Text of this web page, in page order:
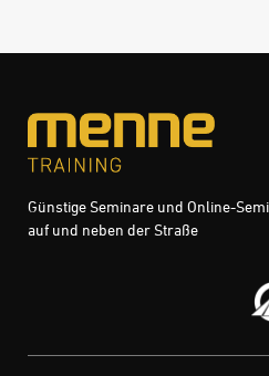
Günstige Seminare und Online-
auf und neben der Straße